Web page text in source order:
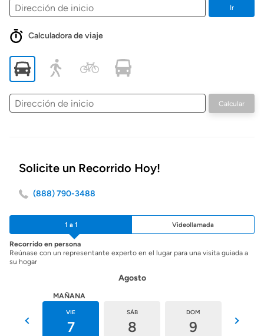
Ir
Calculadora de viaje
Dirección
de
Calcular
Solicite un Recorrido Hoy!
(888) 790-3488
1 a 1 Videollamada
Recorrido en persona
Reúnase con un representante experto en el lugar para una visita guiada a
su hogar
Agosto
MAÑANA
VIE
7
SÁB
8
DOM
9